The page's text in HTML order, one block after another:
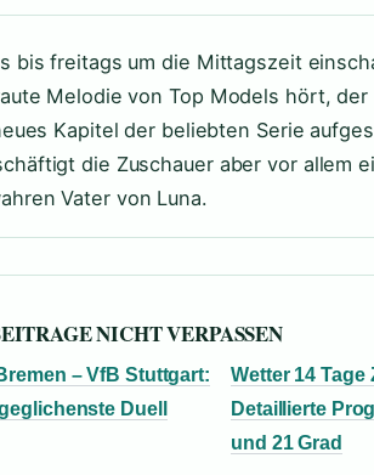
bis freitags um die Mittagszeit
Melodie von Top Models hört,
Kapitel der beliebten Serie
die Zuschauer aber vor allem
Vater von Luna.
NICHT VERPASSEN
– VfB Stuttgart:
Duell
Wetter 14 Tage
Detaillierte
und 21 Grad